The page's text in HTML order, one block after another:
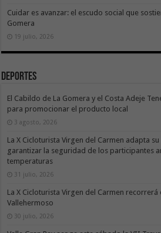
Cuidar es avanzar: el escudo social que
Gomera
19 julio, 2026
Deportes
El Cabildo de La Gomera y el Costa Adeje
para promocionar el producto local
3 agosto, 2026
La X Cicloturista Virgen del Carmen adapta
garantizar la seguridad de los participantes
temperaturas
31 julio, 2026
La X Cicloturista Virgen del Carmen
Vallehermoso
30 julio, 2026